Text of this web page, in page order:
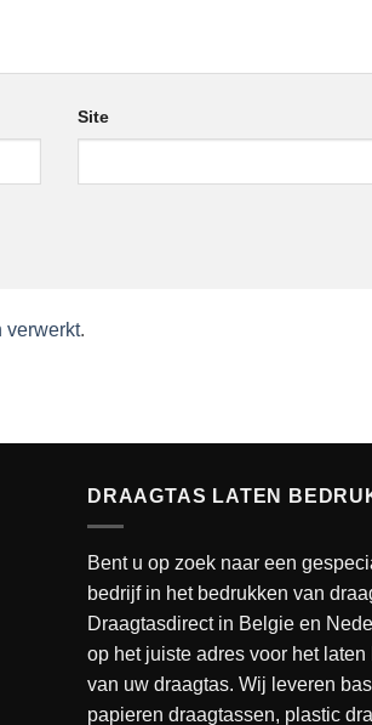
Site
verwerkt.
DRAAGTAS LATEN
Bent u op zoek naar een
bedrijf in het bedrukken van
Draagtasdirect in Belgie en
op het juiste adres voor het laten
van uw draagtas. Wij leveren
papieren draagtassen, plastic